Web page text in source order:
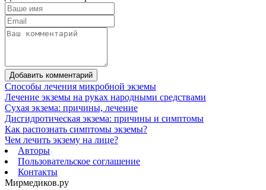
Добавить комментарий
Способы лечения микробной экземы
Лечение экземы на руках народными средствами
Сухая экзема: причины, лечение
Дисгидротическая экзема: причины и симптомы
Как распознать симптомы экземы?
Чем лечить экзему на лице?
Авторы
Пользовательское соглашение
Контакты
Мирмедиков.ру